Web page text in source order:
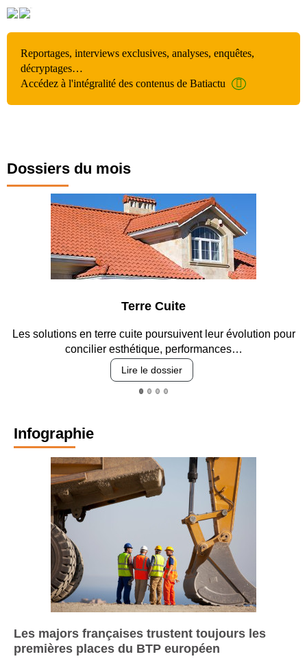
Reportages, interviews exclusives, analyses, enquêtes,
décryptages…
Accédez à l'intégralité des contenus de Batiactu
Dossiers du mois
terre cuite poursuivent leur évolution pour
esthétique, performances…
Entre
Infographie
Les majors françaises trustent toujours les
premières places du BTP européen